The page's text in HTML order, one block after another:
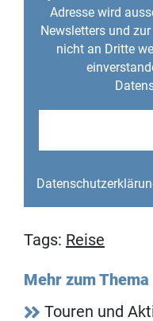
Adresse wird
Newsletters und
nicht an Dritte
Tags: Reise
Mehr zum Thema
Touren und